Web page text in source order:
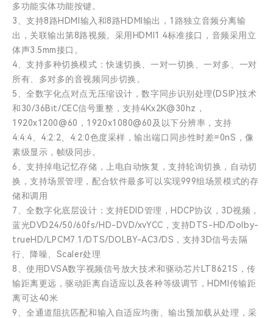
多功能实体功能按键。
3、支持8路HDMI输入和8路HDMI输出，1路独立音频分离输
出，关联输出第8路视频。采用HDMI1.4标准接口，音频采用立
体声3.5mm接口。
4、支持多种切换模式：快速切换、一对一切换、一对多、一对
所有、多对多的音视频同步切换。
5、全数字化点对点无压缩设计，数字同步识别处理(DSIP)技术
和30/36Bit/CEC信号重整，支持4Kx2K@30hz，
1920x1200@60，1920x1080@60及以下分辨率，支持
4:4:4、4:2:2、4:2:0色度采样，输出端口同步性时差=0nS，像
素级显示，帧级同步。
6、支持掉电记忆存储，上电自动恢复，支持轮询切换，自动切
换，支持场景管理，配合软件最多可以实现999组场景模式的存
储和调用
7、全数字化底层设计：支持EDID管理，HDCP协议，3D视频，
蓝光DVD24/50/60fs/HD-DVD/xvYCC，支持DTS-HD/Dolby-
trueHD/LPCM7.1/DTS/DOLBY-AC3/DS，支持3D信号去隔
行、降噪、Scaler处理
8、使用DVSA数字视频信号放大技术和驱动芯片LT8621S，传
输距离更远，驱动距离自适应以及各种等级调节，HDMI传输距
离可达40米
9、全通道阻抗匹配和输入自适应均衡、输出预加载从处理，采